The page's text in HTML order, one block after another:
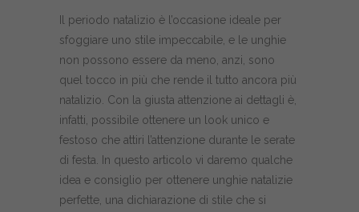
Il periodo natalizio è l’occasione ideale per
sfoggiare uno stile impeccabile, e le unghie
non possono essere da meno, anzi, sono
quel tocco in più che rende il tutto ancora più
natalizio. Con la giusta attenzione ai dettagli è,
infatti, possibile ottenere un look unico e
festoso che attiri l’attenzione durante le serate
di festa. In questo articolo vi daremo qualche
idea e consiglio per ottenere unghie natalizie
perfette, una dichiarazione di stile che si